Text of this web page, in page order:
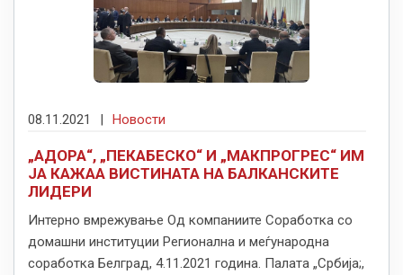
08.11.2021 Новости
„АДОРА“, „ПЕКАБЕСКО“ И „МАКПРОГРЕС“ ИМ
ЈА КАЖАА ВИСТИНАТА НА БАЛКАНСКИТЕ
ЛИДЕРИ
Интерно вмрежување Од компаниите Соработка со
домашни институции Регионална и меѓународна
соработка Белград, 4.11.2021 година. Палата „Србија;,